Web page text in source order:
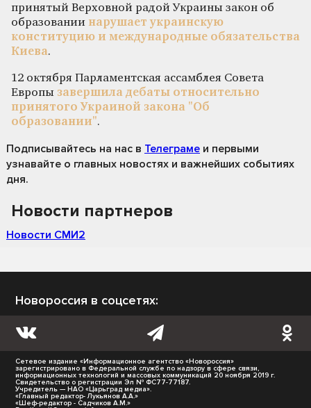
принятый Верховной радой Украины закон об
образовании нарушает украинскую
конституцию и международные обязательства
Киева.
12 октября Парламентская ассамблея Совета
Европы завершила дебаты относительно
принятого Украиной закона "Об
образовании".
Подписывайтесь на нас в Телеграме и первыми
узнавайте о главных новостях и важнейших событиях
дня.
Новости партнеров
Новости СМИ2
Новороссия в соцсетях:
Сетевое издание «Информационное агентство «Новороссия»
зарегистрировано в Федеральной службе по надзору в сфере связи,
информационных технологий и массовых коммуникаций 20 ноября 2019 г.
Свидетельство о регистрации Эл № ФС77-77187.
Учредитель — НАО «Царьград медиа».
«Главный редактор- Лукьянов А.А.»
«Шеф-редактор - Садчиков А.М.»